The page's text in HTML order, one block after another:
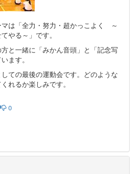
は「全力・努力・超かっこよく ～
やる～」です。
と一緒に「みかん音頭」と「記念写
ます。
ての最後の運動会です。どのような
れるか楽しみです。
0